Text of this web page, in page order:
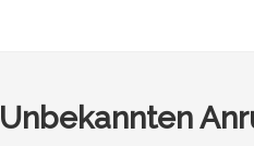
Unbekannten